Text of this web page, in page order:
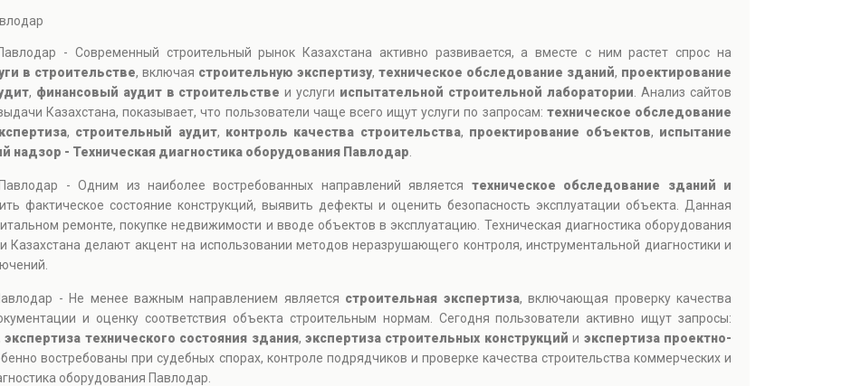
- Современный строительный рынок Казахстана активно развивается, а вместе с ним растет спрос на
в строительстве, включая строительную экспертизу, техническое обследование зданий, проектирование
, финансовый аудит в строительстве и услуги испытательной строительной лаборатории . Анализ сайтов
Казахстана, показывает, что пользователи чаще всего ищут услуги по запросам: техническое обследование
, строительный аудит, контроль качества строительства, проектирование объектов, испытание
надзор - Техническая диагностика оборудования Павлодар
- Одним из наиболее востребованных направлений является техническое обследование зданий и
фактическое состояние конструкций, выявить дефекты и оценить безопасность эксплуатации объекта. Данная
ремонте, покупке недвижимости и вводе объектов в эксплуатацию. Техническая диагностика оборудования
делают акцент на использовании методов неразрушающего контроля, инструментальной диагностики и
- Не менее важным направлением является строительная экспертиза, включающая проверку качества
и оценку соответствия объекта строительным нормам. Сегодня пользователи активно ищут запросы:
экспертиза технического состояния здания, экспертиза строительных конструкций и экспертиза проектно-
востребованы при судебных спорах, контроле подрядчиков и проверке качества строительства коммерческих и
оборудования Павлодар.